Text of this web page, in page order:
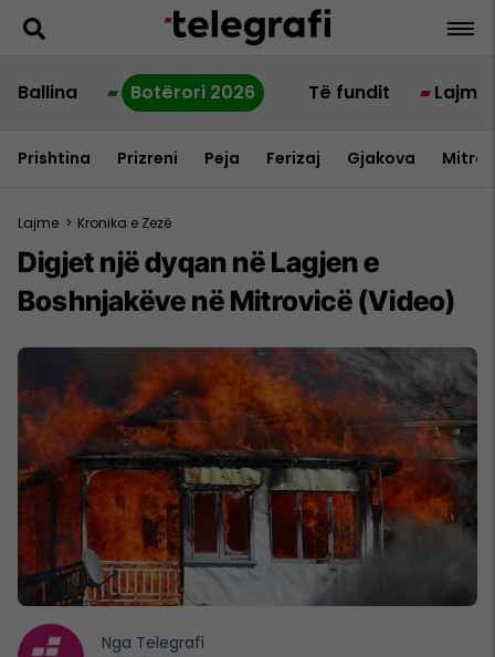
Ballina Botërori 2026 Të fundit Lajme
Prishtina Prizreni Peja Ferizaj Gjakova
Lajme > Kronika e Zezë
Digjet një dyqan në Lagjen e
Boshnjakëve në Mitrovicë (Video)
Nga Telegrafi